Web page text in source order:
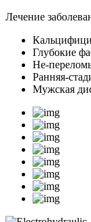
Лечение
Глубокие
Не-
Ранняя-
Мужская